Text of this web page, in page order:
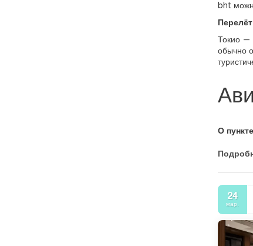
О
Токио —
обычно
bht
24
мар.